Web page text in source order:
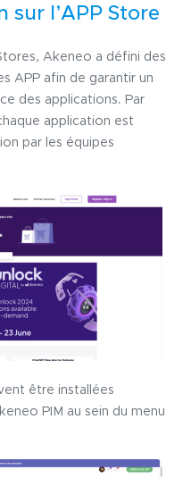
sur l’APP Store
Akeneo a défini des
APP afin de garantir un
des applications. Par
application est
par les équipes
être installées
PIM au sein du menu